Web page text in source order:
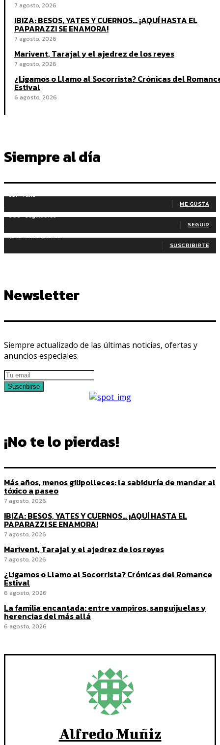
7 agosto, 2026
IBIZA: BESOS, YATES Y CUERNOS… ¡AQUÍ HASTA EL
PAPARAZZI SE ENAMORA!
7 agosto, 2026
Marivent, Tarajal y el ajedrez de los reyes
7 agosto, 2026
¿Ligamos o Llamo al Socorrista? Crónicas del
Estival
6 agosto, 2026
Siempre al día
937 Fans
ME GUSTA
606 Seguidores
SEGUIR
1,345 Suscriptores
SUSCRIBIRTE
Newsletter
Siempre actualizado de las últimas noticias, ofertas y
anuncios especiales.
Suscribirse
¡No te lo pierdas!
Más años, menos gilipolleces: la sabiduría de mandar al
tóxico a paseo
7 agosto, 2026
IBIZA: BESOS, YATES Y CUERNOS… ¡AQUÍ HASTA EL
PAPARAZZI SE ENAMORA!
7 agosto, 2026
Marivent, Tarajal y el ajedrez de los reyes
7 agosto, 2026
¿Ligamos o Llamo al Socorrista? Crónicas del Romance
Estival
6 agosto, 2026
La familia encantada: entre vampiros, sanguijuelas y
herencias del más allá
6 agosto, 2026
Alfredo Muñiz